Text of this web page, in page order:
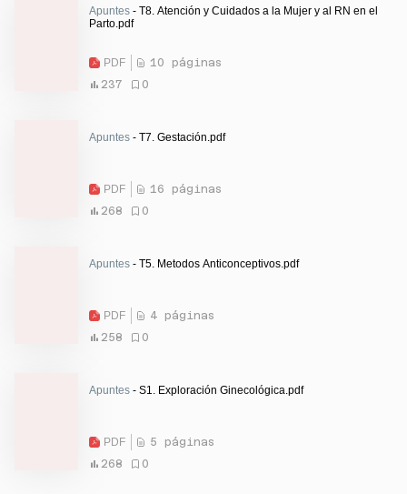
Apuntes - T8. Atención y Cuidados a la Mujer y al RN en el
Parto.pdf
PDF
10 páginas
237
0
Apuntes - T7. Gestación.pdf
PDF
16 páginas
268
0
Apuntes - T5. Metodos Anticonceptivos.pdf
PDF
4 páginas
258
0
Apuntes - S1. Exploración Ginecológica.pdf
PDF
5 páginas
268
0